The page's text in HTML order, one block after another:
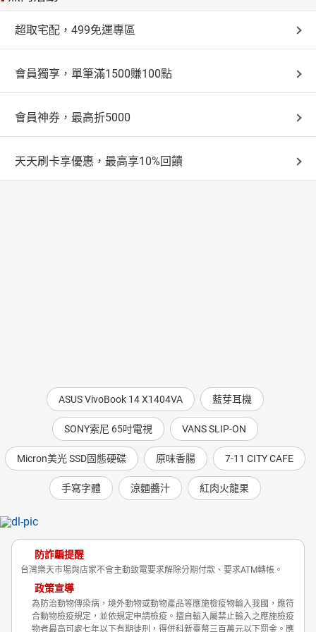
超取宅配，499免運專區
會員獨享，單筆滿1500賺100點
會員神券，最高折5000
天天刷卡享優惠，最高享10%回饋
ASUS VivoBook 14 X1404VA 藍芽耳機
SONY索尼 65吋電視 VANS SLIP-ON
Micron美光 SSD固態硬碟 原味香腸 7-11 CITY CAFE
手寫字體 涼麵醬汁 紅肉火龍果
防詐騙提醒
台灣樂天市場與店家不會主動致電要求解除分期付款、要求ATM轉帳。
政策宣導
為防治動物傳染病，境外動物或動物產品等應施檢疫物輸入我國，應符
合動物檢疫規定，並依規定申請檢疫。擅自輸入屬禁止輸入之應施檢疫
物者最高可處七年以下有期徒刑，得併科新臺幣三百萬元以下罰金。應